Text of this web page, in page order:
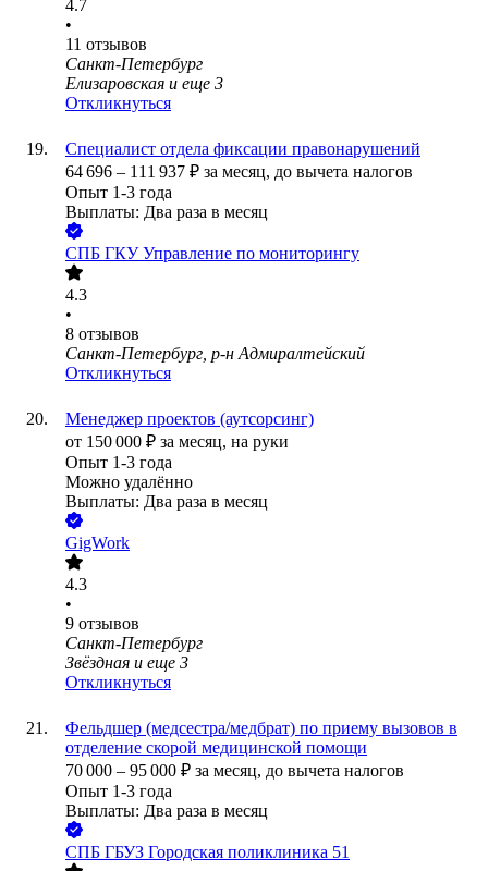
4.7
•
11 отзывов
Санкт-Петербург
Елизаровская и еще 3
Откликнуться
Специалист отдела фиксации правонарушений
64 696 – 111 937 ₽ за месяц, до вычета налогов
Опыт 1-3 года
Выплаты: Два раза в месяц
СПБ ГКУ Управление по мониторингу
4.3
•
8 отзывов
Санкт-Петербург, р-н Адмиралтейский
Откликнуться
Менеджер проектов (аутсорсинг)
от 150 000 ₽ за месяц, на руки
Опыт 1-3 года
Можно удалённо
Выплаты: Два раза в месяц
GigWork
4.3
•
9 отзывов
Санкт-Петербург
Звёздная и еще 3
Откликнуться
Фельдшер (медсестра/медбрат) по приему вызовов в
отделение скорой медицинской помощи
70 000 – 95 000 ₽ за месяц, до вычета налогов
Опыт 1-3 года
Выплаты: Два раза в месяц
СПБ ГБУЗ Городская поликлиника 51